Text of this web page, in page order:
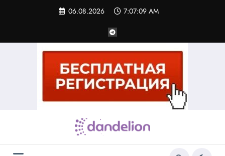
06.08.2026 7:07:09 AM